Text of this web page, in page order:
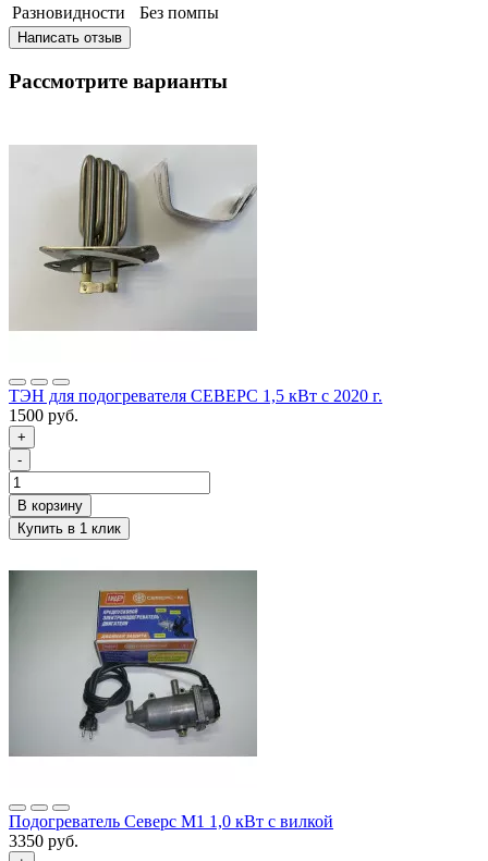
Разновидности
Без помпы
Написать отзыв
Рассмотрите варианты
ТЭН для подогревателя СЕВЕРС 1,5 кВт с 2020 г.
1500 руб.
+
-
Подогреватель Северс М1 1,0 кВт с вилкой
3350 руб.